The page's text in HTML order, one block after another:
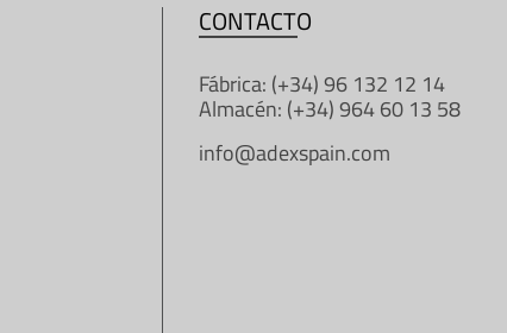
CONTACTO
Fábrica: (+34) 96 132 12 14
Almacén: (+34) 964 60 13 58
info@adexspain.com